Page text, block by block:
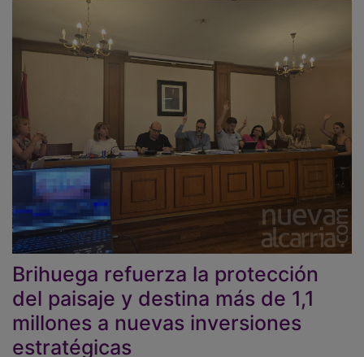
Brihuega refuerza la protección
del paisaje y destina más de 1,1
millones a nuevas inversiones
estratégicas